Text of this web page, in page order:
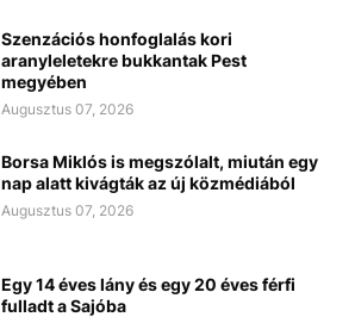
Szenzációs honfoglalás kori
aranyleletekre bukkantak Pest
megyében
Augusztus 07, 2026
Borsa Miklós is megszólalt, miután egy
nap alatt kivágták az új közmédiából
Augusztus 07, 2026
Egy 14 éves lány és egy 20 éves férfi
fulladt a Sajóba